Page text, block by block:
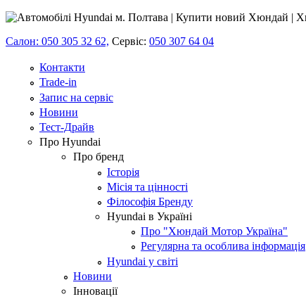
Салон: 050 305 32 62, Сервіс: 050 307 64 04
Контакти
Trade-in
Запис на сервіс
Новини
Тест-Драйв
Про Hyundai
Про бренд
Історія
Місія та цінності
Філософія Бренду
Hyundai в Україні
Про "Хюндай Мотор Україна"
Регулярна та особлива інформація
Hyundai у світі
Новини
Інновації